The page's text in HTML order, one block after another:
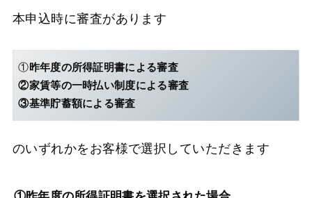
本申込時に審査があります
①昨年度の所得証明書による審査
②家賃等の一時払い制度による審査
③基準貯蓄額による審査
のいずれかをお客様で選択していただきます